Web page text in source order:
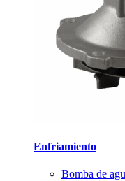
Enfriamiento
Bomba de